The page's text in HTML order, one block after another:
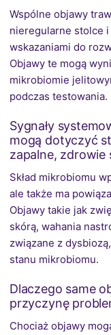
Wspólne objawy
nieregularne stolce
wskazaniami do
Objawy te mogą
mikrobiomie
podczas testowania.
Sygnały
mogą dotyczyć
zapalne, zdrowie
Skład mikrobiomu
ale także ma
Objawy takie jak
skórą, wahania
związane z
stanu mikrobiomu.
Dlaczego same
przyczynę
Chociaż objawy